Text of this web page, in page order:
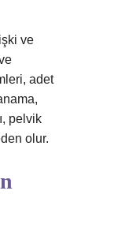
ve
adet
pelvik
olur.